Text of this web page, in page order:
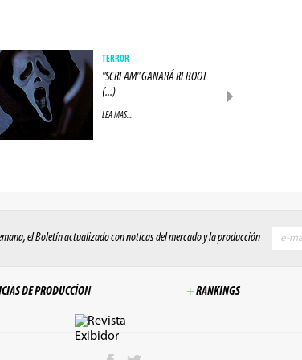
TERROR
"SCREAM" GANARÁ REBOOT
(...)
LEA MAS...
el Boletín actualizado con noticas del mercado y la producción
DE PRODUCCÍON +RANKINGS